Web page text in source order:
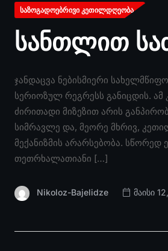
ᲡᲐᲖᲝᲒᲐᲓᲝᲔᲑᲠᲘᲕᲘ ᲙᲔᲗᲘᲚᲓᲦᲔᲝᲑᲐ
სანთლით
ჯანდაცვა ნებისმიერი
სერიოზულ რეგრესს განიცდის.
ძირითადი მიზეზით არის
სიმრავლე და, მეორე მხრივ,
მექანიზმის არარსებობა. სწორედ
თეთრხალათიანი […]
Nikoloz-Bajelidze მაისი